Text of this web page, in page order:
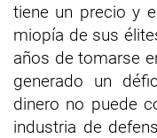
tiene un precio y
miopía de sus
años de tomarse
generado un
dinero no puede
industria de